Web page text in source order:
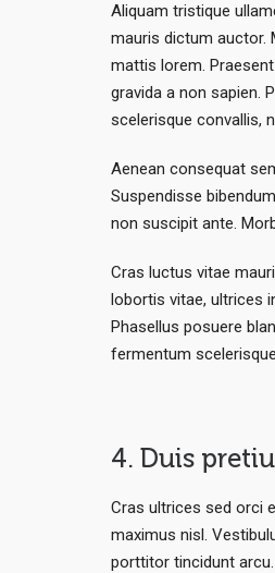
Aliquam tristique
mauris dictum auctor.
mattis lorem.
gravida a non sapien.
scelerisque convallis,
Aenean consequat
Suspendisse
non suscipit ante.
Cras luctus vitae
lobortis vitae, ultrices
Phasellus posuere
fermentum
4. Duis
Cras ultrices sed orci
maximus nisl.
porttitor tincidunt